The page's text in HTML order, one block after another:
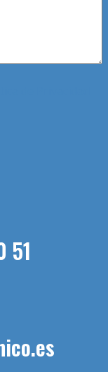
51